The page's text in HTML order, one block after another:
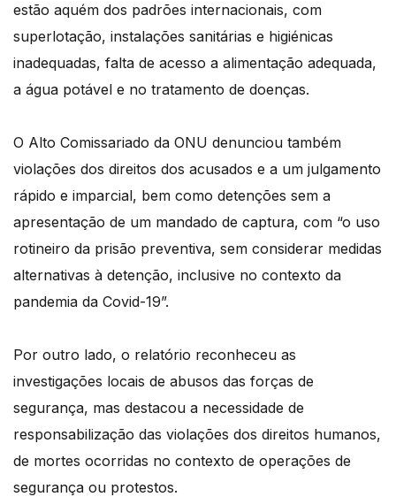
estão aquém dos padrões internacionais, com
superlotação, instalações sanitárias e higiénicas
inadequadas, falta de acesso a alimentação adequada,
a água potável e no tratamento de doenças.
O Alto Comissariado da ONU denunciou também
violações dos direitos dos acusados e a um julgamento
rápido e imparcial, bem como detenções sem a
apresentação de um mandado de captura, com “o uso
rotineiro da prisão preventiva, sem considerar medidas
alternativas à detenção, inclusive no contexto da
pandemia da Covid-19”.
Por outro lado, o relatório reconheceu as
investigações locais de abusos das forças de
segurança, mas destacou a necessidade de
responsabilização das violações dos direitos humanos,
de mortes ocorridas no contexto de operações de
segurança ou protestos.